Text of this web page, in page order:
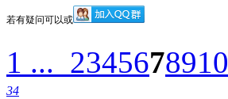
若有疑问可以或
1 ... 2345678910
34